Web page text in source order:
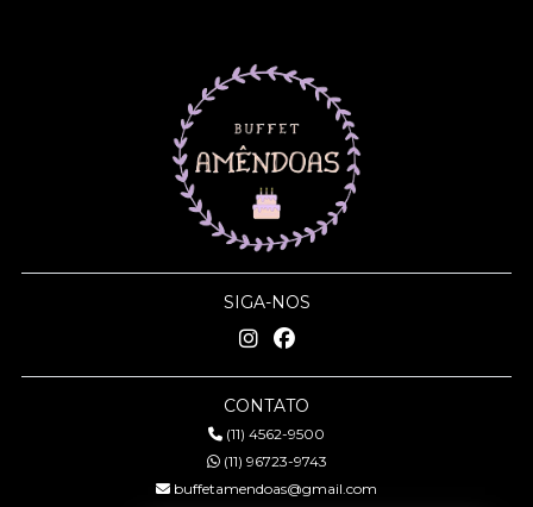
SIGA-NOS
CONTATO
(11) 4562-9500
(11) 96723-9743
buffetamendoas@gmail.com